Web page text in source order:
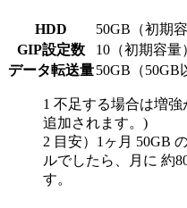
HDD
50GB（初期
GIP設定数
10（初期容
データ転送量50GB（
1 不足する場合は増
追加されます。)
2 目安）1ヶ月 50GB
ルでしたら、月に 約
す。